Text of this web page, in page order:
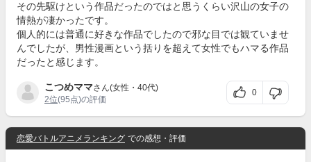
その先駆けという作品だったのではと思うくらい沢山の女子の
情熱が凄かったです。
個人的には普通に好きな作品でしたので邪な目では観ていませ
んでしたが、男性漫画という括りを超えて女性でもハマる作品
だったと感じます。
こつめママさん(女性・40代)
2位(95点)の評価
0
恋愛バトルアニメランキング での感想・評価